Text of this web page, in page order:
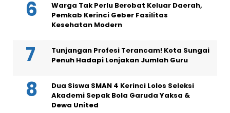
Warga Tak Perlu Berobat Keluar Daerah,
Pemkab Kerinci Geber Fasilitas
Kesehatan Modern
Tunjangan Profesi Terancam! Kota Sungai
Penuh Hadapi Lonjakan Jumlah Guru
Dua Siswa SMAN 4 Kerinci Lolos Seleksi
Akademi Sepak Bola Garuda Yaksa &
Dewa United